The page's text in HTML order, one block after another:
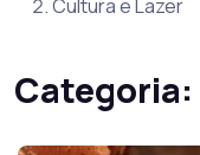
Cultura e Lazer
Categoria: